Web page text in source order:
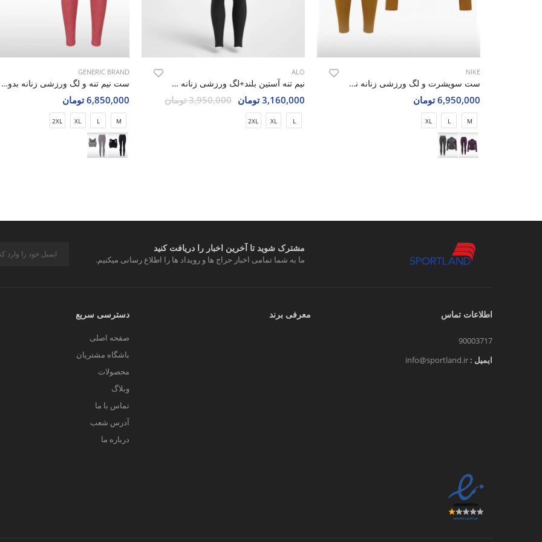
NIKE
ست سویشرت و لگ ورزشی زنانه نایک Nike Pro Motion W
6,950,000 تومان
M
L
XL
ALO
نیم تنه آستین بلند+لگ ورزشی زنانه الو Alo Hyper Fit W
3,160,000 تومان 3,950,000 تومان
L
XL
2XL
GENERIC BRAND
ست نیم تنه و لگ ورزشی زنانه بدون برند Elegant Fit W
6,850,000 تومان
M
L
XL
2XL
مشترک شوید تا آخرین اخبار را دریافت کنید
ما به شما تمامی اخبار حراج ها و رویداد ها را اطلاع رسانی میکنیم.
اطلاعات تماس
90003717
ایمیل : info@sportland.ir
معرفی برند دسترسی سریع
صفحه اصلی
باشگاه مشتریان
محصولات
وبلاگ
تماس با ما
آدرس شعب
درباره ما